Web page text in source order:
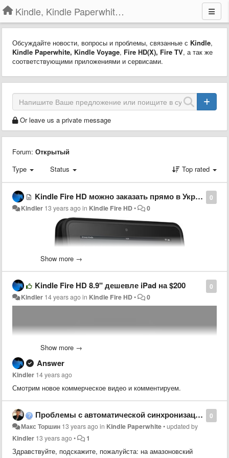
Kindle, Kindle Paperwhite, Kindle Voyage
Обсуждайте новости, вопросы и проблемы, связанные с Kindle,
Kindle Paperwhite, Kindle Voyage, Fire HD(X), Fire TV, а так же
соответствующими приложениями и сервисами.
Or leave us a private message
Forum: Открытый
Type
Status Top rated
0
Kindle Fire HD можно заказать прямо в Украину
Kindler 13 years agoin Kindle Fire HD• 0
Амазон делает доступными предварительные заказыKindle Fire
HD ($214)иKindle Fire HD 8.9" ($284)с прямой курьерской
доставкой в Украину и другие страны Мира (Россия под
вопросом). Отгрузки заказов начнутся 13 июня 2013 года.
Show more →
0
Kindle Fire HD 8.9" дешевле iPad на $200
Kindler 14 years agoin Kindle Fire HD• 0
Show more →
Answer
Kindler 14 years ago
Смотрим новое коммерческое видео и комментируем.
0
Проблемы с автоматической синхронизацией коллекций, paperwhite
Макс Торшин 13 years agoin Kindle Paperwhite•updated by
Kindler 13 years ago• 1
Здравствуйте, подскажите, пожалуйста: на амазоновский